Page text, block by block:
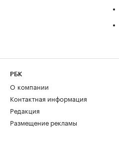
РБК
О компании
Контактная информация
Редакция
Размещение рекламы